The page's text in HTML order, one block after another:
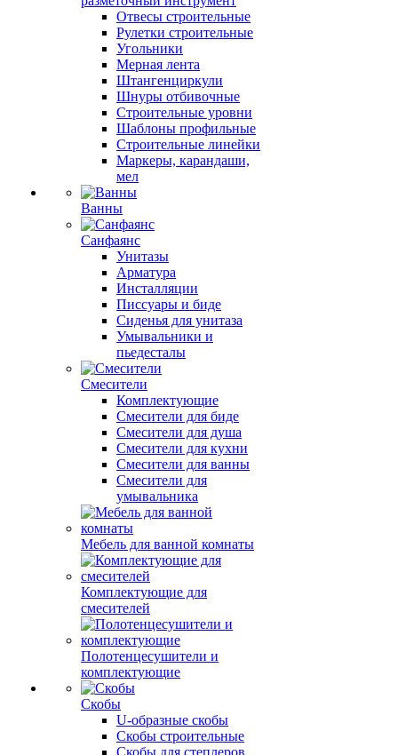
Отвесы строительные
Рулетки строительные
Угольники
Мерная лента
Штангенциркули
Шнуры отбивочные
Строительные уровни
Шаблоны профильные
Строительные линейки
Маркеры, карандаши,
мел
Ванны
Санфаянс
Унитазы
Арматура
Инсталляции
Писсуары и биде
Сиденья для унитаза
Умывальники и
пьедесталы
Смесители
Комплектующие
Смесители для биде
Смесители для душа
Смесители для кухни
Смесители для ванны
Смесители для
умывальника
Мебель для ванной комнаты
Комплектующие для
смесителей
Полотенцесушители и
комплектующие
Скобы
U-образные скобы
Скобы строительные
Скобы для степлеров